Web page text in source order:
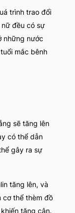
trình trao đổi
đều có sự
những nước
mắc bênh
sẽ tăng lên
có thể dẫn
gây ra sự
tăng lên, và
cơ thể thèm đồ
tăng cân.